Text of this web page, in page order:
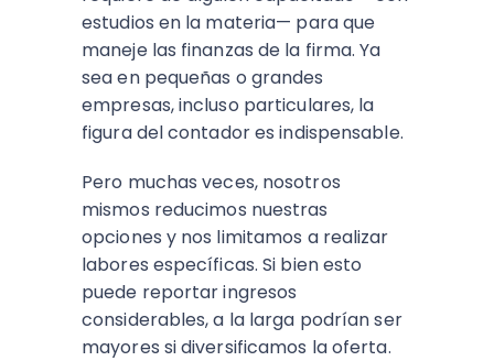
estudios en la materia— para que
maneje las finanzas de la firma. Ya
sea en pequeñas o grandes
empresas, incluso particulares, la
figura del contador es indispensable.
Pero muchas veces, nosotros
mismos reducimos nuestras
opciones y nos limitamos a realizar
labores específicas. Si bien esto
puede reportar ingresos
considerables, a la larga podrían ser
mayores si diversificamos la oferta.